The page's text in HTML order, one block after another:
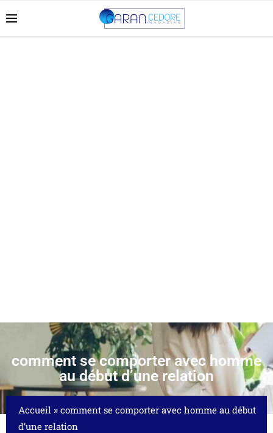
comment se comporter avec homme
au début d’une relation
Accueil » comment se comporter avec homme au début
d’une relation